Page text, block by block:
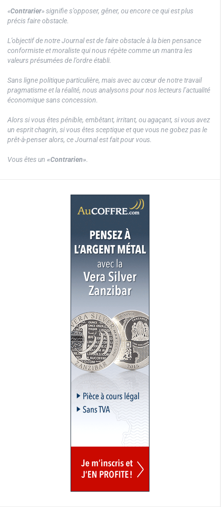
«Contrarier» signifie s’opposer, gêner, ou encore ce qui est plus
précis faire obstacle.
L’objectif de notre Journal est de faire obstacle à la bien pensance
conformiste et moraliste qui nous répète comme un mantra les
valeurs présumées de l’ordre établi.
Sans ligne politique particulière, mais avec au cœur de notre travail
pragmatisme et la réalité, nous analysons pour nos lecteurs l’actualité
économique sans concession.
Alors si vous êtes pénible, embêtant, irritant, ou agaçant, si vous avez
un esprit chagrin, si vous êtes sceptique et que vous ne gobez pas le
prêt-à-penser alors, ce Journal est fait pour vous.
Vous êtes un «Contrarien».